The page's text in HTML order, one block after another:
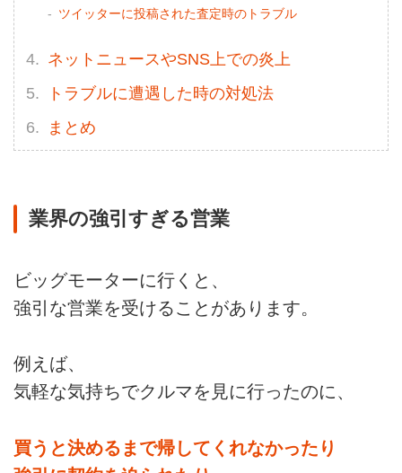
ツイッターに投稿された査定時のトラブル
ネットニュースやSNS上での炎上
トラブルに遭遇した時の対処法
まとめ
業界の強引すぎる営業
ビッグモーターに行くと、
強引な営業を受けることがあります。
例えば、
気軽な気持ちでクルマを見に行ったのに、
買うと決めるまで帰してくれなかったり